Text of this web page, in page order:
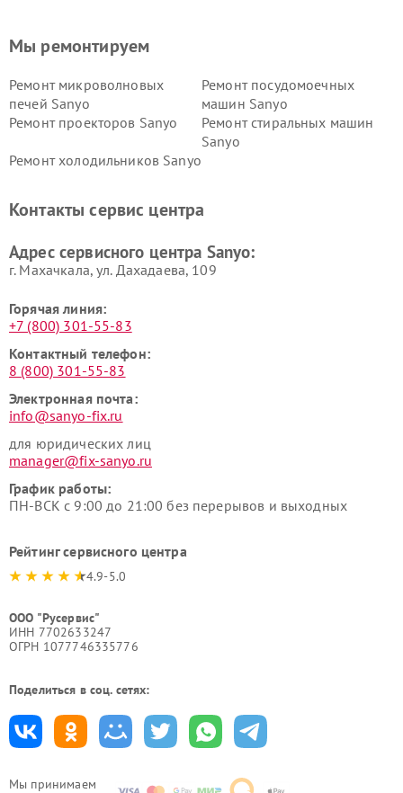
Мы принимаем
Мы ремонтируем
Ремонт микроволновых
печей Sanyo
Ремонт посудомоечных
машин Sanyo
Ремонт проекторов Sanyo
Ремонт стиральных машин
Sanyo
Ремонт холодильников Sanyo
Контакты сервис центра
Адрес сервисного центра Sanyo:
г. Махачкала, ул. Дахадаева, 109
Горячая линия:
+7 (800) 301-55-83
Контактный телефон:
8 (800) 301-55-83
Электронная почта:
info@sanyo-fix.ru
для юридических лиц
manager@fix-sanyo.ru
График работы:
ПН-ВСК с 9:00 до 21:00 без перерывов и выходных
Рейтинг сервисного центра
4.9-5.0
ООО "Русервис"
ИНН 7702633247
ОГРН 1077746335776
Поделиться в соц. сетях: